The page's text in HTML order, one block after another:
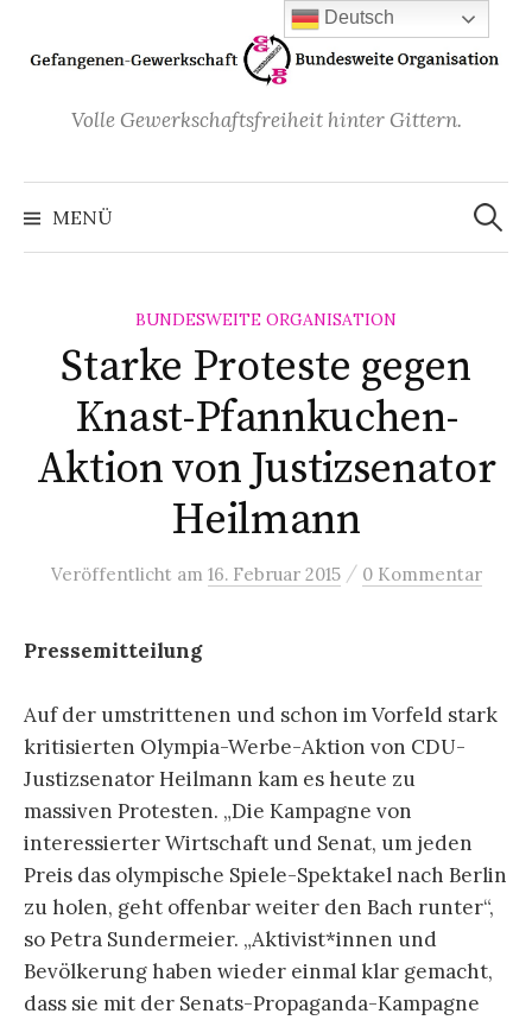
Inhalt
überspringen
Volle Gewerkschaftsfreiheit hinter Gittern.
MENÜ
Suchen
nach:
BUNDESWEITE ORGANISATION
Starke Proteste gegen
Knast-Pfannkuchen-
Aktion von Justizsenator
Heilmann
Veröffentlicht am 16. Februar 2015 / 0 Kommentar
Pressemitteilung
Auf der umstrittenen und schon im Vorfeld stark
kritisierten Olympia-Werbe-Aktion von CDU-
Justizsenator Heilmann kam es heute zu
massiven Protesten. „Die Kampagne von
interessierter Wirtschaft und Senat, um jeden
Preis das olympische Spiele-Spektakel nach Berlin
zu holen, geht offenbar weiter den Bach runter“,
so Petra Sundermeier. „Aktivist*innen und
Bevölkerung haben wieder einmal klar gemacht,
dass sie mit der Senats-Propaganda-Kampagne
Deutsch